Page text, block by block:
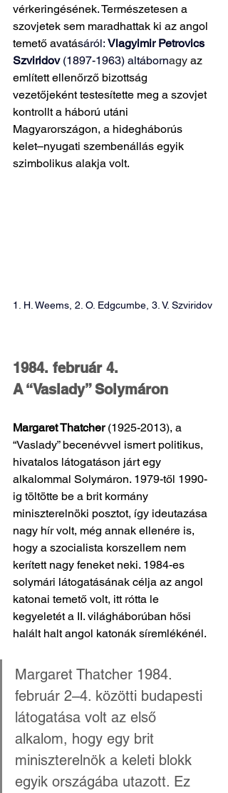
vérkeringésének. Természetesen a
szovjetek sem maradhattak ki az angol
temető avatásáról: Vlagyimir Petrovics
Szviridov (1897-1963) altábornagy az
említett ellenőrző bizottság
vezetőjeként testesítette meg a szovjet
kontrollt a háború utáni
Magyarországon, a hidegháborús
kelet–nyugati szembenállás egyik
szimbolikus alakja volt.
1. H. Weems, 2. O. Edgcumbe, 3. V. Szviridov
1984. február 4.
A “Vaslady” Solymáron
Margaret Thatcher (1925-2013), a
“Vaslady” becenévvel ismert politikus,
hivatalos látogatáson járt egy
alkalommal Solymáron. 1979-től 1990-
ig töltötte be a brit kormány
miniszterelnöki posztot, így ideutazása
nagy hír volt, még annak ellenére is,
hogy a szocialista korszellem nem
kerített nagy feneket neki. 1984-es
solymári látogatásának célja az angol
katonai temető volt, itt rótta le
kegyeletét a II. világháborúban hősi
halált halt angol katonák síremlékénél.
Margaret Thatcher 1984.
február 2–4. közötti budapesti
látogatása volt az első
alkalom, hogy egy brit
miniszterelnök a keleti blokk
egyik országába utazott. Ez